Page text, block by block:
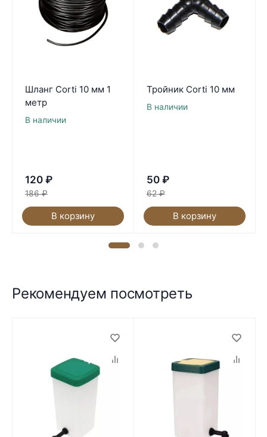
Шланг Corti 10 мм 1
метр
В наличии
120 ₽
186 ₽
В корзину
Тройник Corti 10 мм
В наличии
50 ₽
62 ₽
В корзину
Рекомендуем посмотреть